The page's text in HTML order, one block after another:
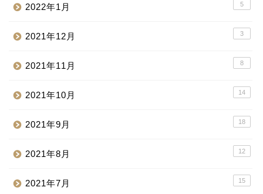
2022年1月 5
2021年12月 3
2021年11月 8
2021年10月 14
2021年9月 18
2021年8月 12
2021年7月 15